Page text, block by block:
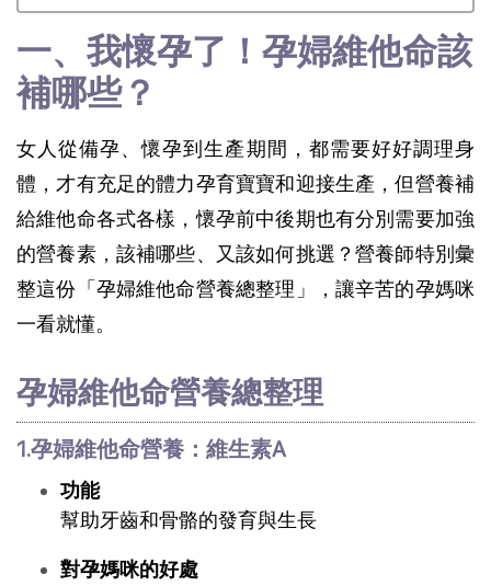
一、我懷孕了！孕婦維他命該
補哪些？
女人從備孕、懷孕到生產期間，都需要好好調理身
體，才有充足的體力孕育寶寶和迎接生產，但營養補
給維他命各式各樣，懷孕前中後期也有分別需要加強
的營養素，該補哪些、又該如何挑選？營養師特別彙
整這份「孕婦維他命營養總整理」，讓辛苦的孕媽咪
一看就懂。
孕婦維他命營養總整理
1.孕婦維他命營養：維生素A
功能
幫助牙齒和骨骼的發育與生長
對孕媽咪的好處